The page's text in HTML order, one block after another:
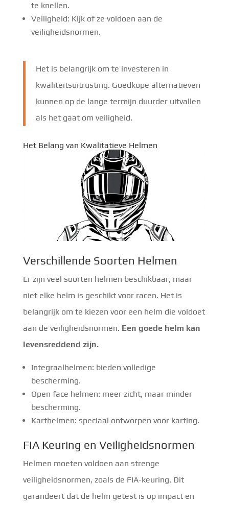
te knellen.
Veiligheid: Kijk of ze voldoen aan de
veiligheidsnormen.
Het is belangrijk om te investeren in
kwaliteitsuitrusting. Goedkope alternatieven
kunnen op de lange termijn duurder uitvallen
als het gaat om veiligheid.
Het Belang van Kwalitatieve Helmen
Verschillende Soorten Helmen
Er zijn veel soorten helmen beschikbaar, maar
niet elke helm is geschikt voor racen. Het is
belangrijk om te kiezen voor een helm die voldoet
aan de veiligheidsnormen. Een goede helm kan
levensreddend zijn.
Integraalhelmen: bieden volledige
bescherming.
Open face helmen: meer zicht, maar minder
bescherming.
Karthelmen: speciaal ontworpen voor karting.
FIA Keuring en Veiligheidsnormen
Helmen moeten voldoen aan strenge
veiligheidsnormen, zoals de FIA-keuring. Dit
garandeert dat de helm getest is op impact en